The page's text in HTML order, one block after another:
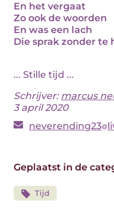
En het vergaat
Zo ook de woorden
En was een lach
Die sprak zonder te
... Stille tijd ...
Schrijver: marcus
3 april 2020
neverending23
Geplaatst in de
Tijd